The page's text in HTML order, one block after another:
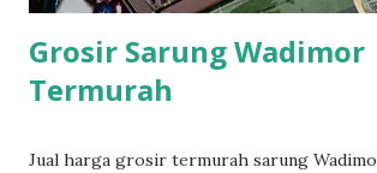
Grosir Sarung Wadimor
Termurah
Jual harga grosir termurah sarung